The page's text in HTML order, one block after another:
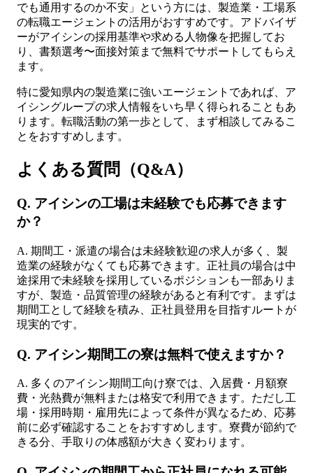
でも通用するのか不安」という方には、製造業・工場系
の転職エージェントの活用がおすすめです。アドバイザ
ーがアイシンの採用基準や求める人物像を把握してお
り、書類選考〜面接対策まで無料でサポートしてもらえ
ます。
特に愛知県内の製造業に強いエージェントであれば、ア
イシングループの求人情報をいち早く得られることもあ
ります。転職活動の第一歩として、まず相談してみるこ
とをおすすめします。
よくある質問（Q&A）
Q. アイシンの工場は未経験でも応募できます
か？
A. 期間工・派遣の場合は未経験歓迎の求人が多く、製
造業の経験がなくても応募できます。正社員の場合は中
途採用で未経験を採用しているポジションも一部ありま
すが、製造・品質管理の経験があると有利です。まずは
期間工として経験を積み、正社員登用を目指すルートが
現実的です。
Q. アイシン期間工の寮は無料で使えますか？
A. 多くのアイシン期間工向け寮では、入居費・月額寮
費・光熱費が無料または格安で利用できます。ただし工
場・採用時期・雇用先によって条件が異なるため、応募
前に必ず確認することをおすすめします。寮費が節約で
きる分、手取りの体感額が大きく変わります。